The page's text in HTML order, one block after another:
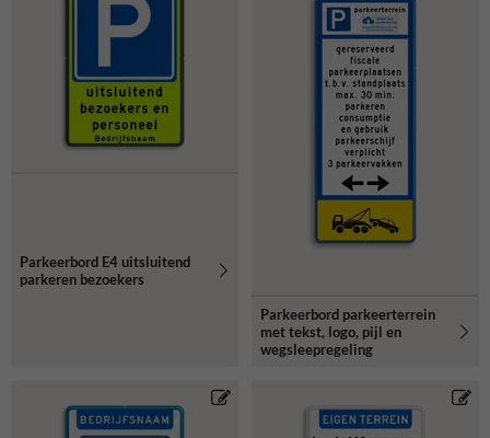
Parkeerbord E4 uitsluitend
parkeren bezoekers
Parkeerbord parkeerterrein
met tekst, logo, pijl en
wegsleepregeling